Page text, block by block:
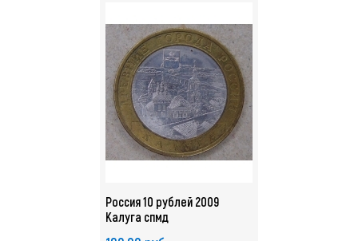
Россия 10 рублей 2009
Калуга спмд